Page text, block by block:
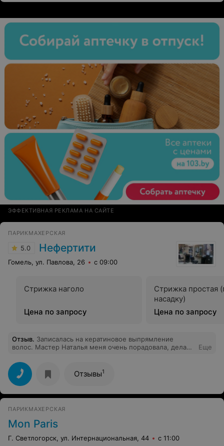
ЭФФЕКТИВНАЯ РЕКЛАМА НА САЙТЕ
ПАРИКМАХЕРСКАЯ
5.0 Нефертити
Гомель, ул. Павлова, 26 с 09:00
Стрижка наголо
Цена по запросу
Стрижка простая
насадку)
Цена по запросу
Отзыв. Записалась на кератиновое выпрямление
волос. Мастер Наталья меня очень порадовала, делала
понравилось, сейчас хожу с ровными волосиками и не
могу нарадоваться. Цены тоже очень даже приятные,
на много дешевле, чем в тех местах, в которых я
узнавала). Спасибо за работу, Наташа, приду к вам ещё
обязательно.
Еще
Отзывы1
ПАРИКМАХЕРСКАЯ
Mon Paris
Г. Светлогорск, ул. Интернациональная, 44 с 11:00